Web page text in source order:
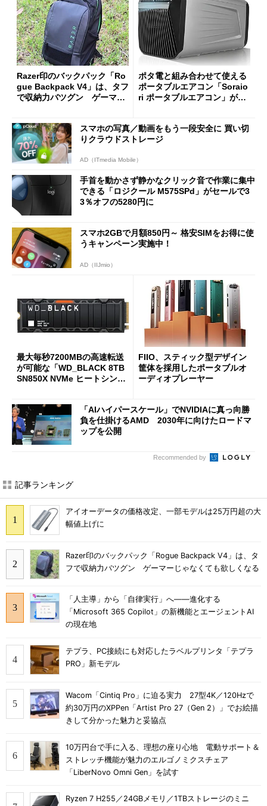
Razer印のバックパック「Ro
gue Backpack V4」は、タフ
で収納力バツグン ゲーマー
ポタ電と組み合わせて使える
ポータブルエアコン「Soraio
ri ポータブルエアコン」がセ
スマホの写真／動画をもう一段安全に 買い切
りクラウドストレージ
AD（ITmedia Mobile）
手首を動かさず静かなクリック音で作業に集中
できる「ロジクール M575SPd」がセールで3
3％オフの5280円に
スマホ2GBで月額850円～ 格安SIMをお得に使
うキャンペーン実施中！
AD（IIJmio）
最大毎秒7200MBの高速転送
が可能な「WD_BLACK 8TB
SN850X NVMe ヒートシンク
FIIO、スティック型デザイン
筐体を採用したポータブルオ
ーディオプレーヤー
「AIハイパースケール」でNVIDIAに真っ向勝
負を仕掛けるAMD 2030年に向けたロードマ
ップを公開
Recommended by
記事ランキング
アイオーデータの価格改定、一部モデルは25万円超の大
幅値上げに
Razer印のバックパック「Rogue Backpack V4」は、タ
フで収納力バツグン ゲーマーじゃなくても欲しくなる
「人主導」から「自律実行」へ――進化する
「Microsoft 365 Copilot」の新機能とエージェントAI
の現在地
テプラ、PC接続にも対応したラベルプリンタ「テプラ
PRO」新モデル
Wacom「Cintiq Pro」に迫る実力 27型4K／120Hzで
約30万円のXPPen「Artist Pro 27（Gen 2）」でお絵描
きして分かった魅力と妥協点
10万円台で手に入る、理想の座り心地 電動サポート＆
ストレッチ機能が魅力のエルゴノミクスチェア
「LiberNovo Omni Gen」を試す
Ryzen 7 H255／24GBメモリ／1TBストレージのミニ